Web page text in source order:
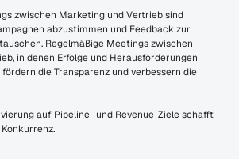
zwischen Marketing und Vertrieb sind
abzustimmen und Feedback zur
Regelmäßige Meetings zwischen
in denen Erfolge und Herausforderungen
die Transparenz und verbessern die
auf Pipeline- und Revenue-Ziele schafft